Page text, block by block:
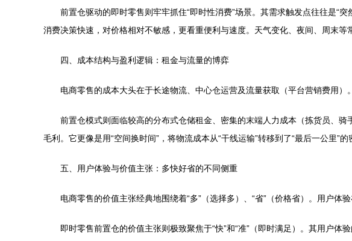
前置仓驱动的即时零售则牢牢抓住“即时性消费”场景。其需求触发点往往是“
消费决策快速，对价格相对不敏感，更看重便利与速度。天气变化、夜间、周末等
四、成本结构与盈利逻辑：租金与流量的博弈
电商零售的成本大头在于长途物流、中心仓运营及流量获取（平台营销费用
前置仓模式则面临较高的分布式仓储租金、密集的末端人力成本（拣货员、
毛利。它更像是用“空间换时间”，将物流成本从“干线运输”转移到了“最后一公里”的
五、用户体验与价值主张：多快好省的不同侧重
电商零售的价值主张经典地围绕着“多”（选择多）、“省”（价格省）。用户体
即时零售前置仓的价值主张则极致聚焦于“快”和“准”（即时满足）。其用户